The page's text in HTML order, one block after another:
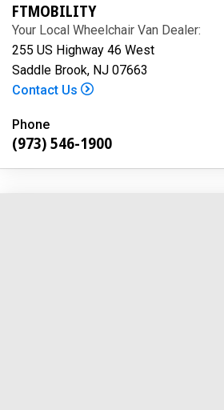
FTMOBILITY
Your Local Wheelchair Van Dealer:
255 US Highway 46 West
Saddle Brook, NJ 07663
Contact Us
Phone
(973) 546-1900